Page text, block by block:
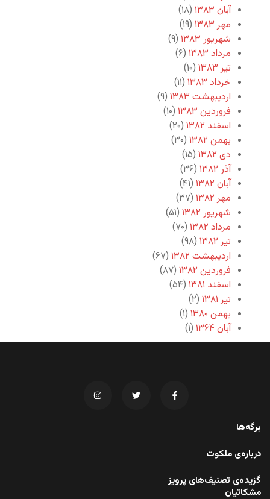
آبان ۱۳۸۳
(۱۸)
مهر ۱۳۸۳
(۱۹)
شهریور ۱۳۸۳
(۹)
مرداد ۱۳۸۳
(۶)
تیر ۱۳۸۳
(۱۰)
خرداد ۱۳۸۳
(۱۱)
اردیبهشت ۱۳۸۳
(۹)
فروردین ۱۳۸۳
(۱۰)
اسفند ۱۳۸۲
(۲۰)
بهمن ۱۳۸۲
(۳۰)
دی ۱۳۸۲
(۱۵)
آذر ۱۳۸۲
(۳۶)
آبان ۱۳۸۲
(۴۱)
مهر ۱۳۸۲
(۳۷)
شهریور ۱۳۸۲
(۵۱)
مرداد ۱۳۸۲
(۷۰)
تیر ۱۳۸۲
(۹۸)
اردیبهشت ۱۳۸۲
(۶۷)
فروردین ۱۳۸۲
(۸۷)
اسفند ۱۳۸۱
(۵۴)
تیر ۱۳۸۱
(۲)
بهمن ۱۳۸۰
(۱)
آبان ۱۳۶۴
(۱)
برگه‌ها
درباره‌ی ملکوت
گزیده‌ی تصنیف‌های پرویز
مشکاتیان